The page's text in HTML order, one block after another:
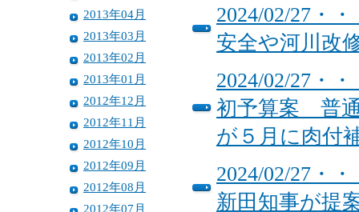
2013年04月
2013年03月
2013年02月
2013年01月
2012年12月
2012年11月
2012年10月
2012年09月
2012年08月
2012年07月
2024/02/27・
安全や河川改
2024/02/27・
初予算案 普
が５月に肉付
2024/02/27・
新田知事が提